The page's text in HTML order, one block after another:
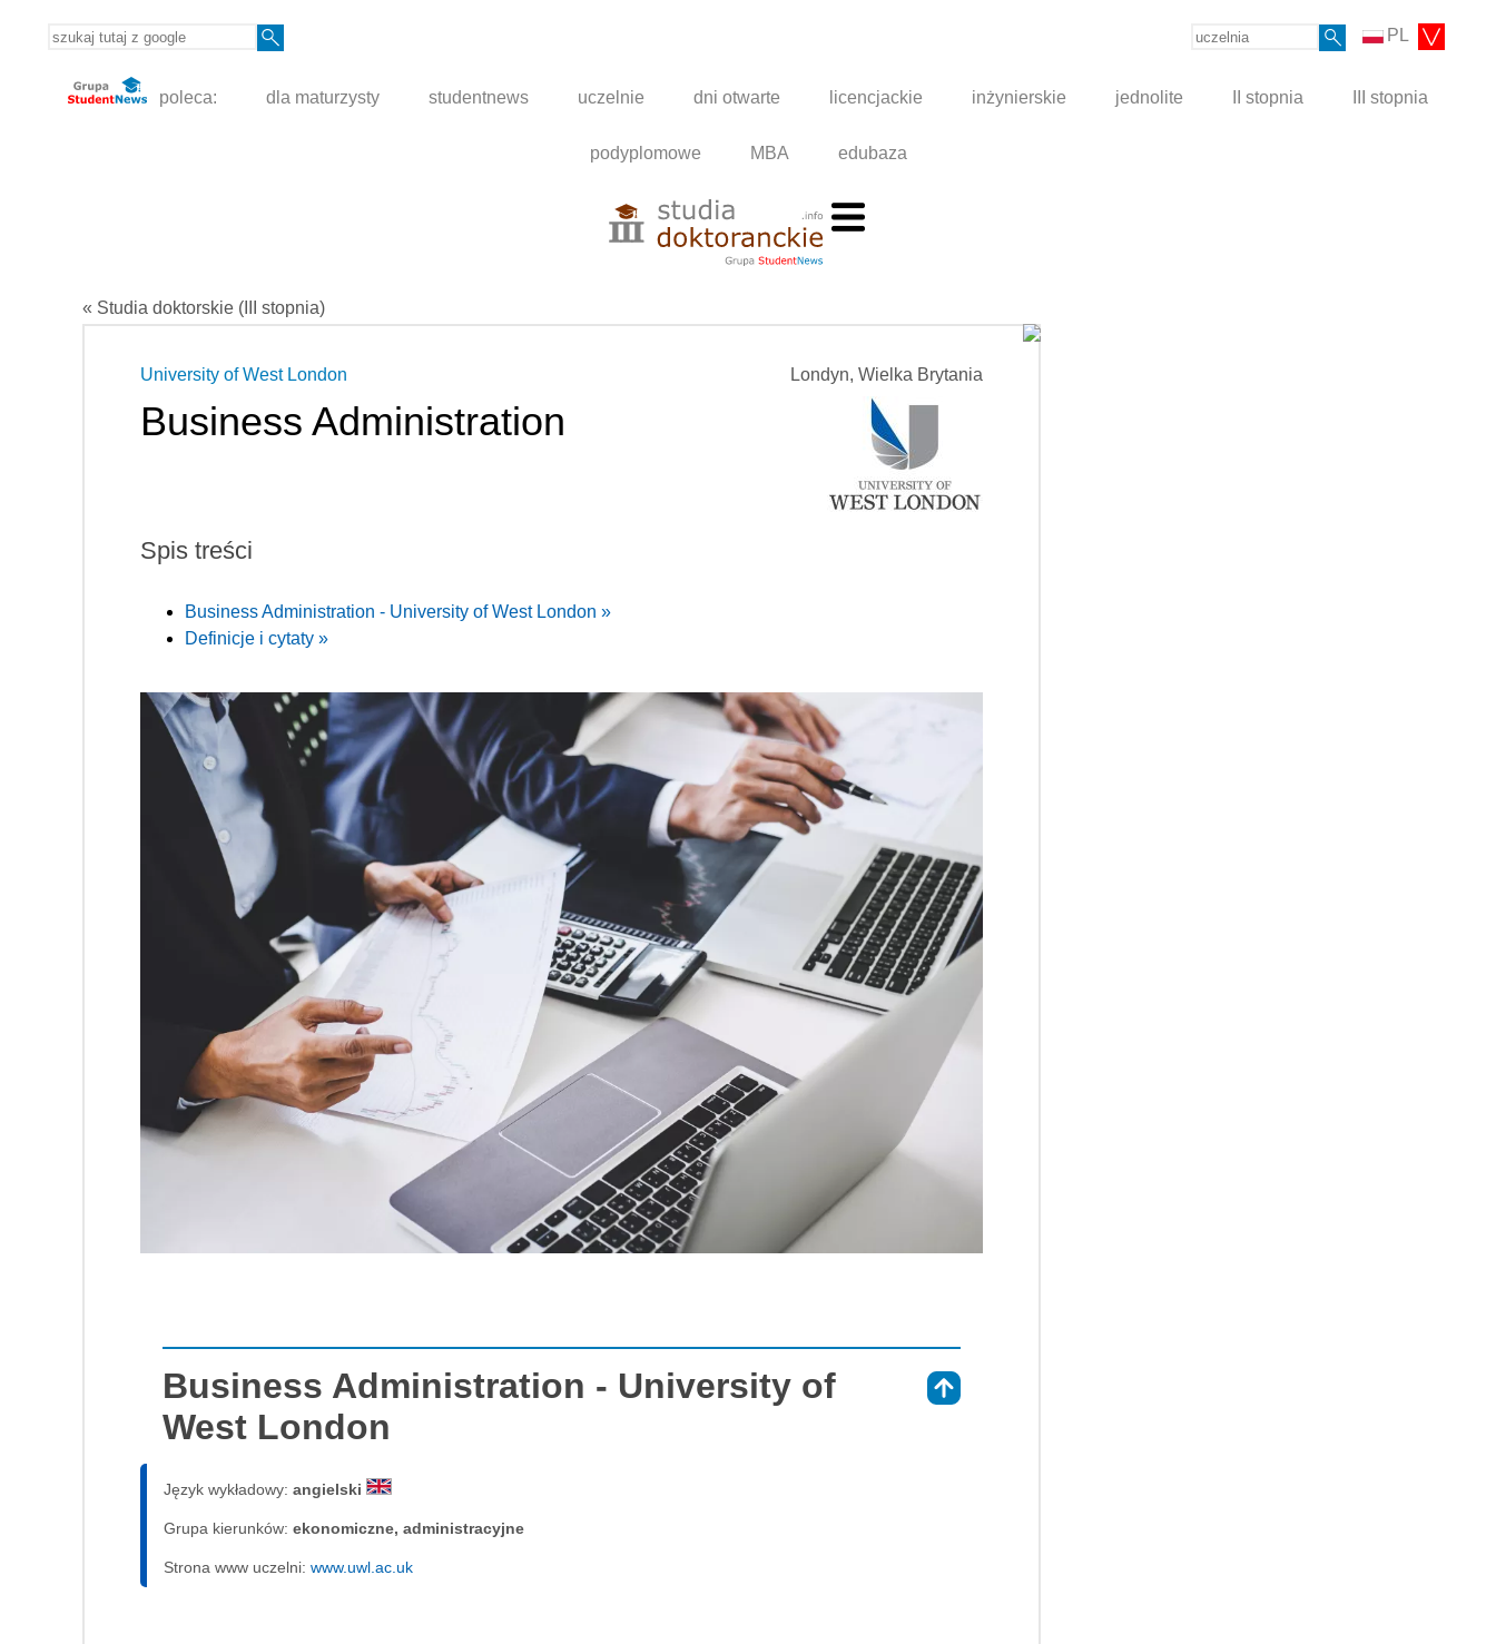
PL
poleca: dla maturzysty studentnews uczelnie dni otwarte licencjackie inżynierskie jednolite II stopnia III stopnia
podyplomowe MBA edubaza
« Studia doktorskie (III stopnia)
Londyn, Wielka Brytania
University of West London
Business Administration
Spis treści
Business Administration - University of West London »
Definicje i cytaty »
Business Administration - University of
West London
Język wykładowy: angielski
Grupa kierunków: ekonomiczne, administracyjne
Strona www uczelni: www.uwl.ac.uk